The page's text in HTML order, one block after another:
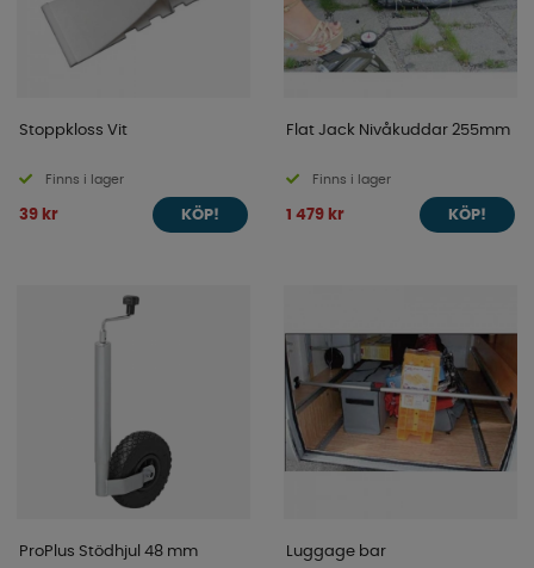
Stoppkloss Vit
Finns i lager
39 kr KÖP!
Flat Jack Nivåkuddar 255mm
Finns i lager
1 479 kr KÖP!
ProPlus Stödhjul 48 mm
Luggage bar